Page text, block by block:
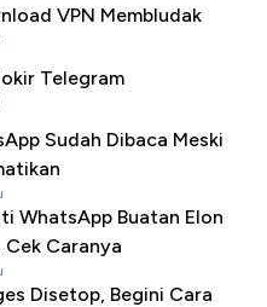
VPN Membludak
Telegram
Sudah Dibaca Meski
WhatsApp Buatan Elon
Cek Caranya
Disetop, Begini Cara